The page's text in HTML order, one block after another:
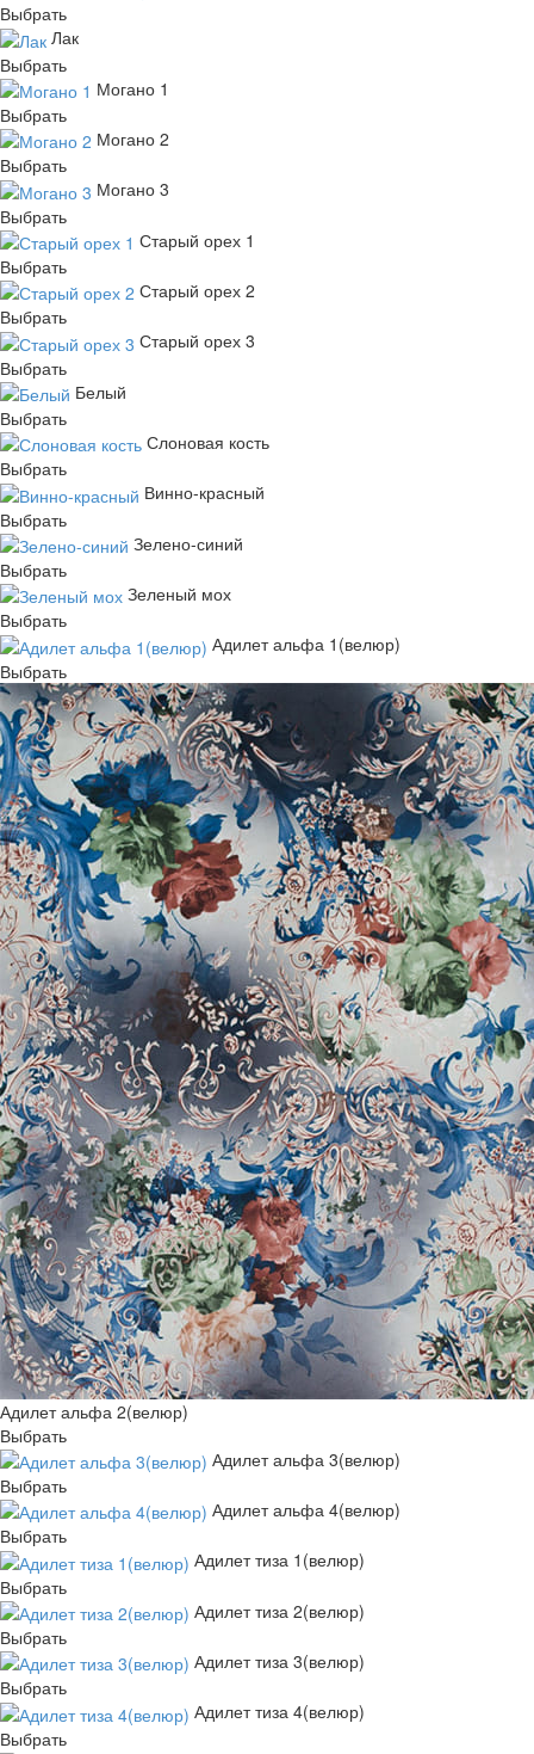
Выбрать
Лак
Выбрать
Могано 1
Выбрать
Могано 2
Выбрать
Могано 3
Выбрать
Старый орех 1
Выбрать
Старый орех 2
Выбрать
Старый орех 3
Выбрать
Белый
Выбрать
Слоновая кость
Выбрать
Винно-красный
Выбрать
Зелено-синий
Выбрать
Зеленый мох
Выбрать
Адилет альфа 1(велюр)
Выбрать
Адилет альфа 2(велюр)
Выбрать
Адилет альфа 3(велюр)
Выбрать
Адилет альфа 4(велюр)
Выбрать
Адилет тиза 1(велюр)
Выбрать
Адилет тиза 2(велюр)
Выбрать
Адилет тиза 3(велюр)
Выбрать
Адилет тиза 4(велюр)
Выбрать